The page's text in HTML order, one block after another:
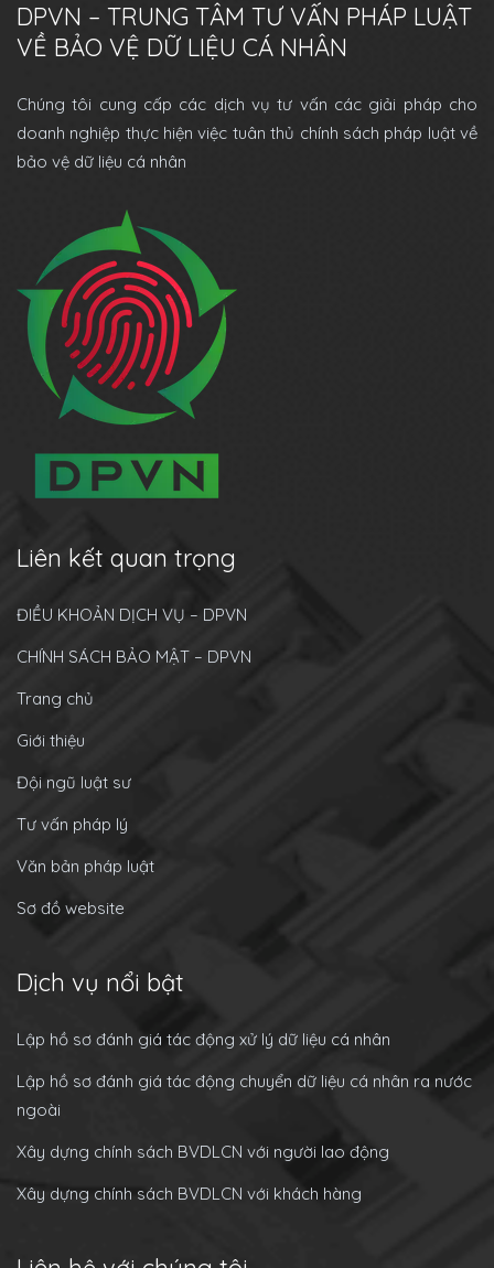
DPVN – TRUNG TÂM TƯ VẤN PHÁP LUẬT
VỀ BẢO VỆ DỮ LIỆU CÁ NHÂN
Chúng tôi cung cấp các dịch vụ tư vấn các giải pháp cho
doanh nghiệp thực hiện việc tuân thủ chính sách pháp luật về
bảo vệ dữ liệu cá nhân
Liên kết quan trọng
ĐIỀU KHOẢN DỊCH VỤ – DPVN
CHÍNH SÁCH BẢO MẬT – DPVN
Trang chủ
Giới thiệu
Đội ngũ luật sư
Tư vấn pháp lý
Văn bản pháp luật
Sơ đồ website
Dịch vụ nổi bật
Lập hồ sơ đánh giá tác động xử lý dữ liệu cá nhân
Lập hồ sơ đánh giá tác động chuyển dữ liệu cá nhân ra nước
ngoài
Xây dựng chính sách BVDLCN với người lao động
Xây dựng chính sách BVDLCN với khách hàng